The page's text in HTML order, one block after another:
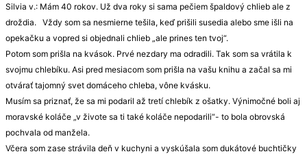
Silvia v.: Mám 40 rokov. Už dva roky si sama pečiem špaldový chlieb ale z
droždia. Vždy som sa nesmierne tešila, keď prišili susedia alebo sme išli na
opekačku a vopred si objednali chlieb „ale prines ten tvoj“.
Potom som prišla na kvások. Prvé nezdary ma odradili. Tak som sa vrátila k
svojmu chlebíku. Asi pred mesiacom som prišla na vašu knihu a začal sa mi
otvárať tajomný svet domáceho chleba, vône kvásku.
Musím sa priznať, že sa mi podaril až tretí chlebík z ošatky. Výnimočné boli aj
moravské koláče „v živote sa ti také koláče nepodarili“- to bola obrovská
pochvala od manžela.
Včera som zase strávila deň v kuchyni a vyskúšala som dukátové buchtičky